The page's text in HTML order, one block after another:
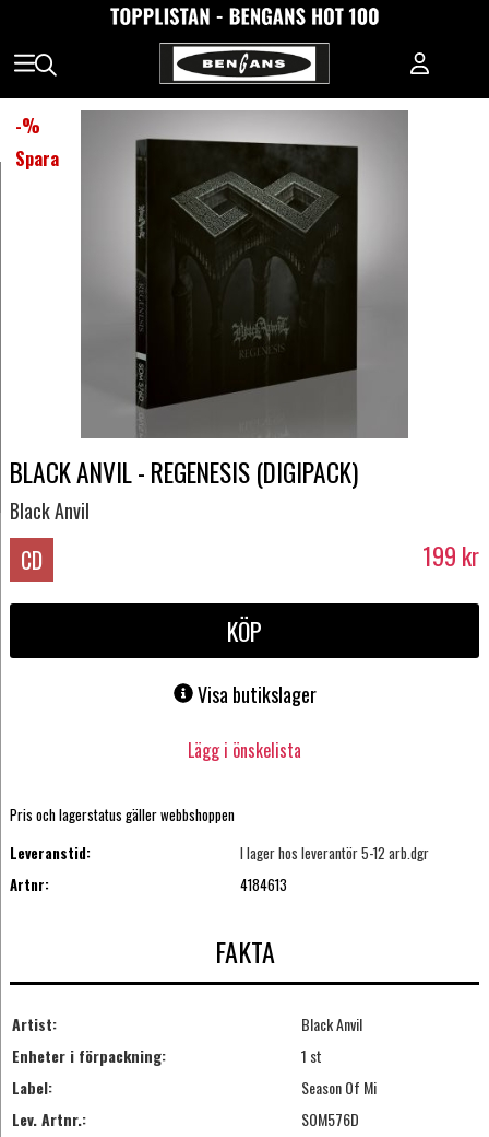
-%
Spara
BLACK ANVIL - REGENESIS (DIGIPACK)
Black Anvil
CD 199 kr
KÖP
Visa butikslager
Lägg i önskelista
Pris och lagerstatus gäller webbshoppen
Leveranstid:
I lager hos leverantör 5-12 arb.dgr
Artnr:
4184613
FAKTA
Artist:
Black Anvil
Enheter i förpackning:
1 st
Label:
Season Of Mi
Lev. Artnr.:
SOM576D